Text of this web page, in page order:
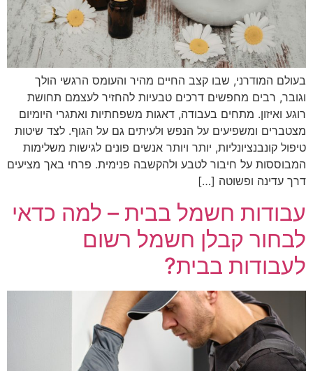
בעולם המודרני, שבו קצב החיים מהיר והעומס הרגשי הולך
וגובר, רבים מחפשים דרכים טבעיות להחזיר לעצמם תחושת
רוגע ואיזון. מתחים בעבודה, דאגות משפחתיות ואתגרי היומיום
מצטברים ומשפיעים על הנפש ולעיתים גם על הגוף. לצד שיטות
טיפול קונבנציונליות, יותר ויותר אנשים פונים לגישות משלימות
המבוססות על חיבור לטבע ולהקשבה פנימית. פרחי באך מציעים
דרך עדינה ופשוטה […]
עבודות חשמל בבית – למה כדאי
לבחור קבלן חשמל רשום
לעבודות בבית?